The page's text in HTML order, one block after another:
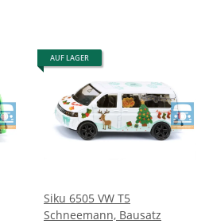
AUF LAGER
Siku 6505 VW T5
Schneemann, Bausatz